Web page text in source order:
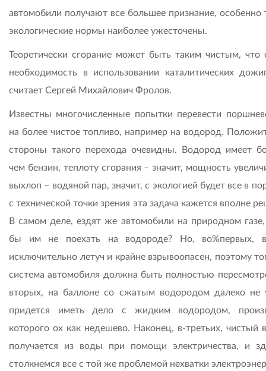
автомобили получают все большее признание, особенно
экологические нормы наиболее ужесточены.
Теоретически сгорание может быть таким чистым, что
необходимость в использовании каталитических
считает Сергей Михайлович Фролов.
Известны многочисленные попытки перевести
на более чистое топливо, например на водород.
стороны такого перехода очевидны. Водород имеет
чем бензин, теплоту сгорания – значит, мощность
выхлоп – водяной пар, значит, с экологией будет все в
с технической точки зрения эта задача кажется вполне
В самом деле, ездят же автомобили на природном
бы им не поехать на водороде? Но, во%первых,
исключительно летуч и крайне взрывоопасен, поэтому
система автомобиля должна быть полностью
вторых, на баллоне со сжатым водородом далеко не
придется иметь дело с жидким водородом,
которого ох как недешево. Наконец, в-третьих, чистый
получается из воды при помощи электричества, и
столкнемся все с той же проблемой нехватки